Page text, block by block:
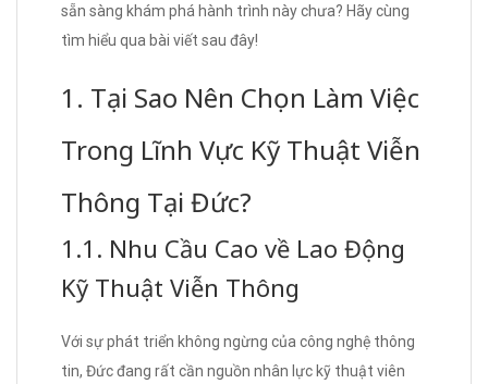
sẵn sàng khám phá hành trình này chưa? Hãy cùng
tìm hiểu qua bài viết sau đây!
1. Tại Sao Nên Chọn Làm Việc
Trong Lĩnh Vực Kỹ Thuật Viễn
Thông Tại Đức?
1.1. Nhu Cầu Cao về Lao Động
Kỹ Thuật Viễn Thông
Với sự phát triển không ngừng của công nghệ thông
tin, Đức đang rất cần nguồn nhân lực kỹ thuật viên